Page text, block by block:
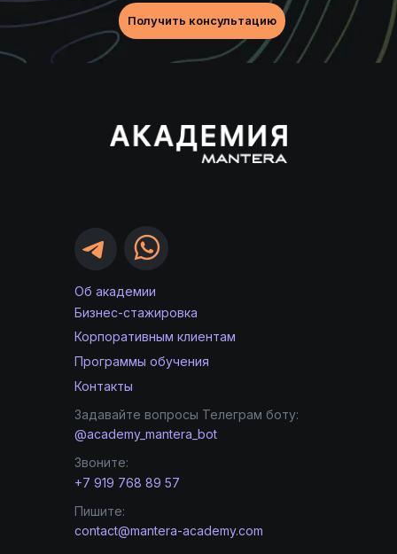
Получить консультацию
Бизнес-стажировка
Контакты
Корпоративным клиентам
Об академии
Программы обучения
Звоните:
+7 919 768 89 57
Пишите:
contact@mantera-academy.com
Задавайте вопросы Телеграм боту:
@academy_mantera_bot